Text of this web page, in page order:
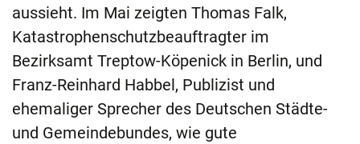
aussieht. Im Mai zeigten Thomas Falk,
Katastrophenschutzbeauftragter im
Bezirksamt Treptow-Köpenick in Berlin, und
Franz-Reinhard Habbel, Publizist und
ehemaliger Sprecher des Deutschen Städte-
und Gemeindebundes, wie gute